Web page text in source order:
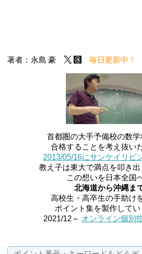
著者：永島 豪 毎日更新中！
首都圏の大手予備校の数学
合格することを考え抜い
2013/05/16にサンケイリビ
教え子は東大で満点を叩き出
この想いを日本全国
北海道から沖縄ま
高校生・高卒生の手助け
ポイント集を製作してい
2021/12～ オンライン個別